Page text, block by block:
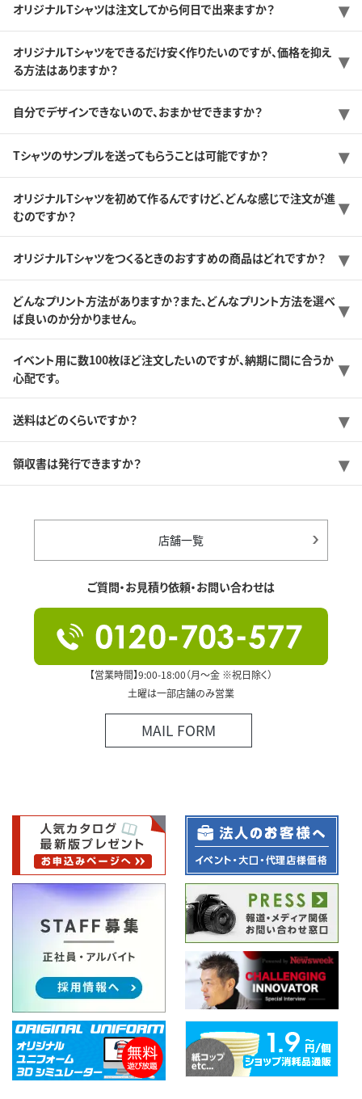
オリジナルTシャツは注文してから何日で出来ますか？
オリジナルTシャツをできるだけ安く作りたいのですが、価格を抑え
る方法はありますか？
自分でデザインできないので、おまかせできますか？
Tシャツのサンプルを送ってもらうことは可能ですか？
オリジナルTシャツを初めて作るんですけど、どんな感じで注文が進
むのですか？
オリジナルTシャツをつくるときのおすすめの商品はどれですか？
どんなプリント方法がありますか？また、どんなプリント方法を選べ
ば良いのか分かりません。
イベント用に数100枚ほど注文したいのですが、納期に間に合うか
心配です。
送料はどのくらいですか？
領収書は発行できますか？
店舗一覧
ご質問・お見積り依頼・お問い合わせは
【営業時間】9:00-18:00（月～金 ※祝日除く）
土曜は一部店舗のみ営業
MAIL FORM